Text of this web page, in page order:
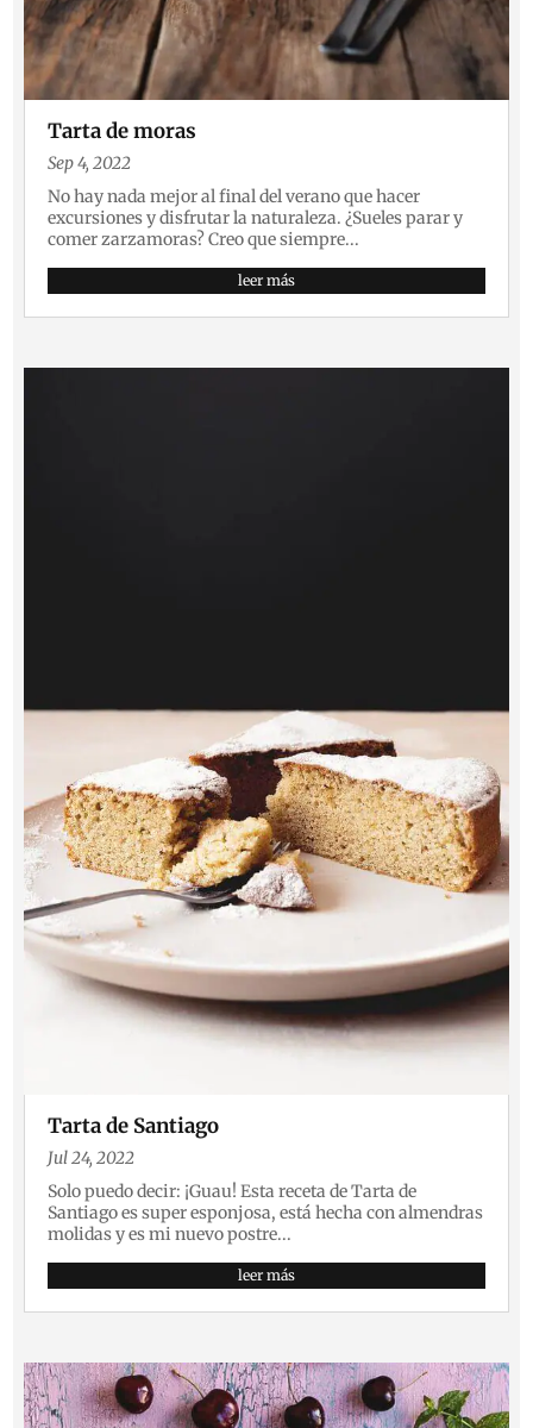
Tarta de moras
Sep 4, 2022
No hay nada mejor al final del verano que hacer
excursiones y disfrutar la naturaleza. ¿Sueles parar y
comer zarzamoras? Creo que siempre...
leer más
Tarta de Santiago
Jul 24, 2022
Solo puedo decir: ¡Guau! Esta receta de Tarta de
Santiago es super esponjosa, está hecha con almendras
molidas y es mi nuevo postre...
leer más